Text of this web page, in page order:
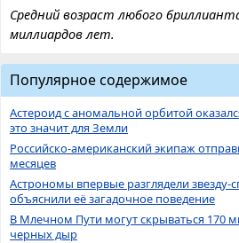
Средний возраст любого
миллиардов лет.
Популярное содержимое
Астероид с аномальной орбитой
это значит для Земли
Российско-американский экипаж
месяцев
Астрономы впервые разглядели звезду-
объяснили её загадочное поведение
В Млечном Пути могут скрываться 170
черных дыр